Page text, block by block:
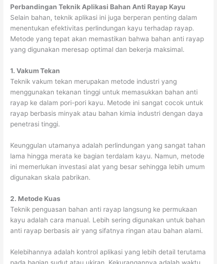
Perbandingan Teknik Aplikasi Bahan Anti Rayap Kayu
Selain bahan, teknik aplikasi ini juga berperan penting dalam
menentukan efektivitas perlindungan kayu terhadap rayap.
Metode yang tepat akan memastikan bahwa bahan anti rayap
yang digunakan meresap optimal dan bekerja maksimal.
1. Vakum Tekan
Teknik vakum tekan merupakan metode industri yang
menggunakan tekanan tinggi untuk memasukkan bahan anti
rayap ke dalam pori-pori kayu. Metode ini sangat cocok untuk
rayap berbasis minyak atau bahan kimia industri dengan daya
penetrasi tinggi.
Keunggulan utamanya adalah perlindungan yang sangat tahan
lama hingga merata ke bagian terdalam kayu. Namun, metode
ini memerlukan investasi alat yang besar sehingga lebih umum
digunakan skala pabrikan.
2. Metode Kuas
Teknik penguasan bahan anti rayap langsung ke permukaan
kayu adalah cara manual. Lebih sering digunakan untuk bahan
anti rayap berbasis air yang sifatnya ringan atau bahan alami.
Kelebihannya adalah kontrol aplikasi yang lebih detail terutama
pada bagian sudut atau ukiran. Kekurangannya adalah waktu